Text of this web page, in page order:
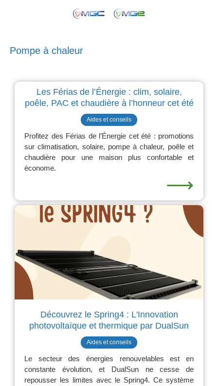
Pompe à chaleur
Les Férias de l’Énergie : clim, solaire,
poêle, PAC et chaudière à l’honneur cet été
Aides et conseils
Profitez des Férias de l’Énergie cet été : promotions
sur climatisation, solaire, pompe à chaleur, poêle et
chaudière pour une maison plus confortable et
économe.
⟶
Découvrez le Spring4 : L'Innovation
photovoltaïque et thermique par DualSun
Aides et conseils
Le secteur des énergies renouvelables est en
constante évolution, et DualSun ne cesse de
repousser les limites avec le Spring4. Ce système